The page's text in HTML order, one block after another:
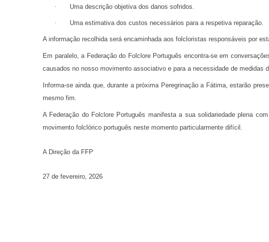
· Uma descrição objetiva dos danos sofridos.
· Uma estimativa dos custos necessários para a respetiva reparação.
A informação recolhida será encaminhada aos folcloristas responsáveis por
Em paralelo, a Federação do Folclore Português encontra‑se em
causados no nosso movimento associativo e para a necessidade de medidas
Informa‑se ainda que, durante a próxima Peregrinação a Fátima, estarão
mesmo fim.
A Federação do Folclore Português manifesta a sua solidariedade plena
movimento folclórico português neste momento particularmente difícil.
A Direção da FFP
27 de fevereiro, 2026